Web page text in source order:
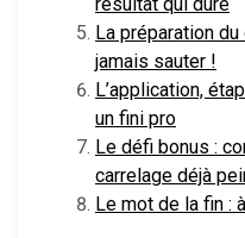
La préparation du
jamais sauter !
L’application,
un fini pro
Le défi bonus :
carrelage déjà
Le mot de la fin :